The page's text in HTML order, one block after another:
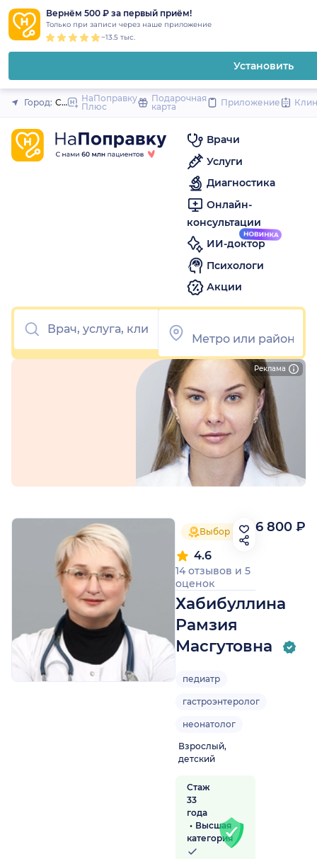
Вернём 500 ₽ за первый приём!
Только при записи через наше приложение
~13.5 тыс.
Установить
Закрыть
Город: Санкт-Петербург
НаПоправку
Плюс
Подарочная
карта
Приложение
Врачи
Услуги
Диагностика
Онлайн-
консультации
ИИ-доктор
Психологи
Акции
Выбор пациентов 2025
Хабибуллина
Рамзия
Масгутовна
4.6
14 отзывов и 5
оценок
педиатр
гастроэнтеролог
неонатолог
Взрослый,
детский
Стаж
33
года
Высшая
категория
6 800 ₽
Реклама